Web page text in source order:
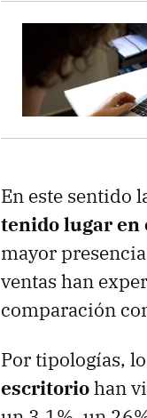
En este sentido
tenido lugar en
mayor
ventas han
comparación
Por tipologías,
escritoriohan